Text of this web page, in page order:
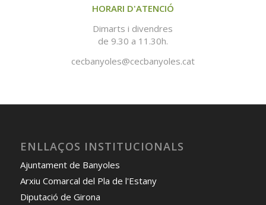
HORARI D'ATENCIÓ
Dimarts i divendres
de 9.30 a 11.30h.
cecbanyoles@cecbanyoles.cat
ENLLAÇOS INSTITUCIONALS
Ajuntament de Banyoles
Arxiu Comarcal del Pla de l'Estany
Diputació de Girona